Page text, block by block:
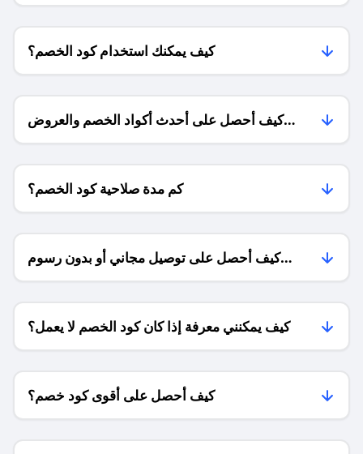
كيف يمكنك استخدام كود الخصم؟
كيف أحصل على أحدث أكواد الخصم والعروض
للمتاجر؟
كم مدة صلاحية كود الخصم؟
كيف أحصل على توصيل مجاني أو بدون رسوم
الشحن ؟
كيف يمكنني معرفة إذا كان كود الخصم لا يعمل؟
كيف أحصل على أقوى كود خصم؟